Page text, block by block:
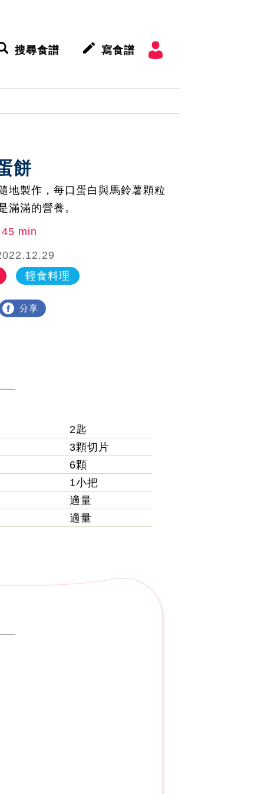
搜尋食譜 寫食譜
餅
地製作，每口蛋白與馬鈴薯顆粒
滿滿的營養。
45 min
輕食料理
分享
2匙
3顆切片
6顆
1小把
適量
適量